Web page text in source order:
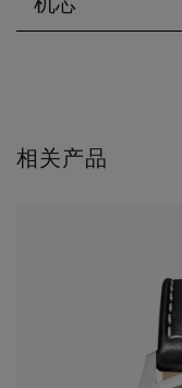
相关产品